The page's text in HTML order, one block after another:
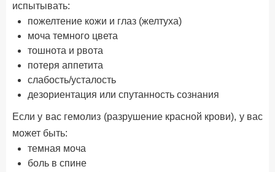
испытывать:
пожелтение кожи и глаз (желтуха)
моча темного цвета
тошнота и рвота
потеря аппетита
слабость/усталость
дезориентация или спутанность сознания
Если у вас гемолиз (разрушение красной крови), у вас
может быть:
темная моча
боль в спине